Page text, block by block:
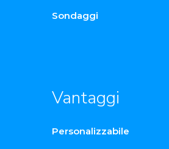
Sondaggi
Vantaggi
Personalizzabile